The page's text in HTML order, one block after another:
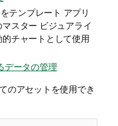
テンプレート アプリ
スター ビジュアライ
チャートとして使用
データの管理
のアセットを使用でき